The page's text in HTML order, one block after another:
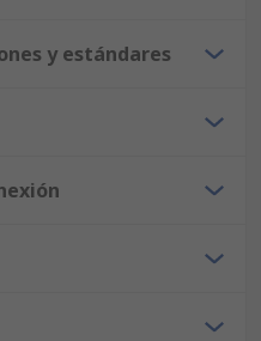
y estándares